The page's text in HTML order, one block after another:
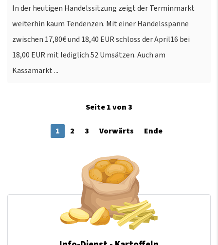
In der heutigen Handelssitzung zeigt der Terminmarkt
weiterhin kaum Tendenzen. Mit einer Handelsspanne
zwischen 17,80€ und 18,40 EUR schloss der April16 bei
18,00 EUR mit lediglich 52 Umsätzen. Auch am
Kassamarkt ...
Seite 1 von 3
1 2 3 Vorwärts Ende